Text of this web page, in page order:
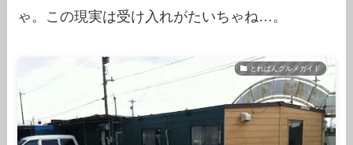
ゃ。この現実は受け入れがたいちゃね…。
とれぱんグルメガイド